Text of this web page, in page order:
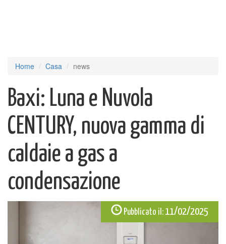
Home Casa news
Baxi: Luna e Nuvola
CENTURY, nuova gamma di
caldaie a gas a
condensazione
Pubblicato il:11/02/2025